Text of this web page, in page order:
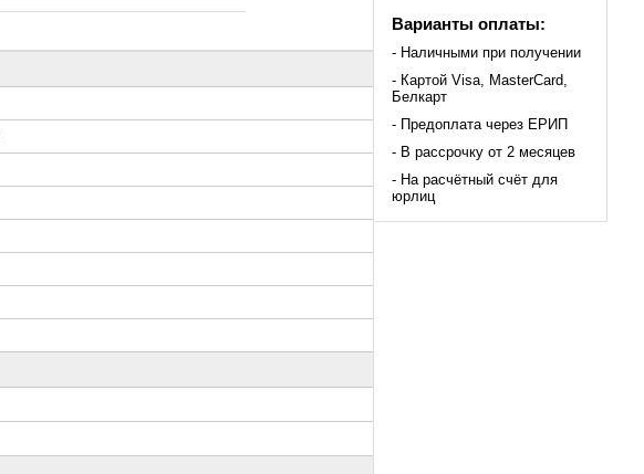
Варианты оплаты:
- Наличными при получении
- Картой Visa, MasterCard,
Белкарт
- Предоплата через ЕРИП
- В рассрочку от 2 месяцев
- На расчётный счёт для
юрлиц